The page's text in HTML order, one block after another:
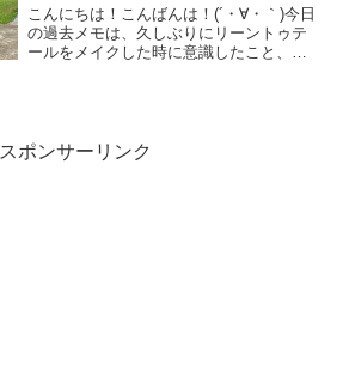
こんにちは！こんばんは！(´・∀・｀)今日
の過去メモは、久しぶりにリーントゥテ
ールをメイクした時に意識したこと、バ
スポンサーリンク